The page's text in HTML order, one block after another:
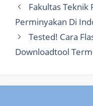
Fakultas Teknik
Perminyakan Di
Tested! Cara
Downloadtool